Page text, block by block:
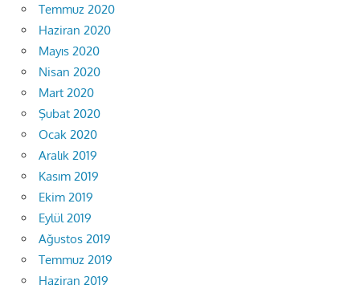
Temmuz 2020
Haziran 2020
Mayıs 2020
Nisan 2020
Mart 2020
Şubat 2020
Ocak 2020
Aralık 2019
Kasım 2019
Ekim 2019
Eylül 2019
Ağustos 2019
Temmuz 2019
Haziran 2019